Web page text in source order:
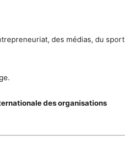
des médias, du sport
des organisations